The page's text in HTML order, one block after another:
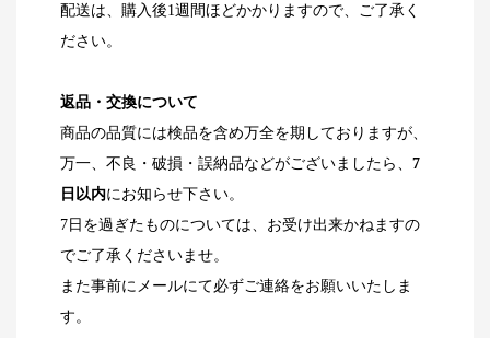
配送は、購入後1週間ほどかかりますので、ご了承く
ださい。
返品・交換について
商品の品質には検品を含め万全を期しておりますが、
万一、不良・破損・誤納品などがございましたら、 7
日以内にお知らせ下さい。
7日を過ぎたものについては、お受け出来かねますの
でご了承くださいませ。
また事前にメールにて必ずご連絡をお願いいたしま
す。